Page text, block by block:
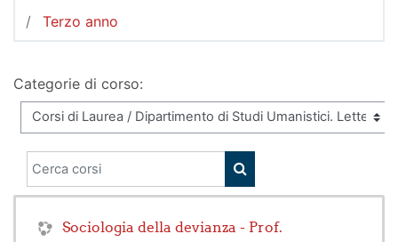
Terzo anno
Categorie di corso:
Cerca corsi
CERCA CORSI
Sociologia della devianza - Prof.